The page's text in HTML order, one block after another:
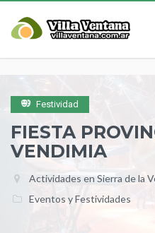
Festividad
FIESTA
VENDIMIA
Actividades en Sierra de la
Eventos y Festividades